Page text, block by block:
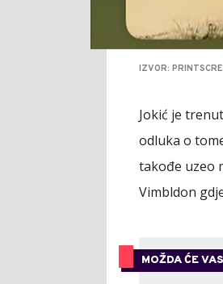
IZVOR:
Jokić je
odluka o
takođe uzeo
Vimbldon
MOŽDA ĆE